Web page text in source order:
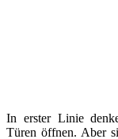
In erster Linie
Türen öffnen. Aber